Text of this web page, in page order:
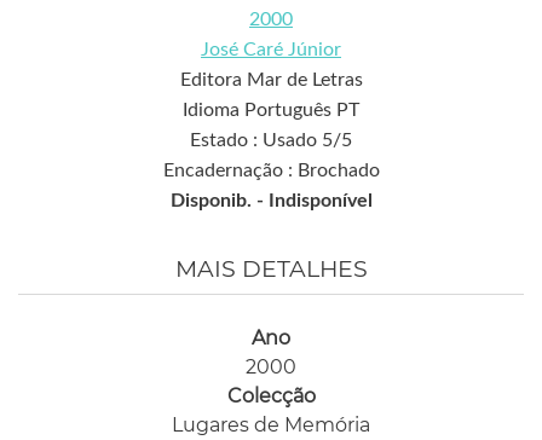
2000
José Caré Júnior
Editora Mar de Letras
Idioma Português PT
Estado : Usado 5/5
Encadernação : Brochado
Disponib. -
Indisponível
MAIS DETALHES
Ano
2000
Colecção
Lugares de Memória